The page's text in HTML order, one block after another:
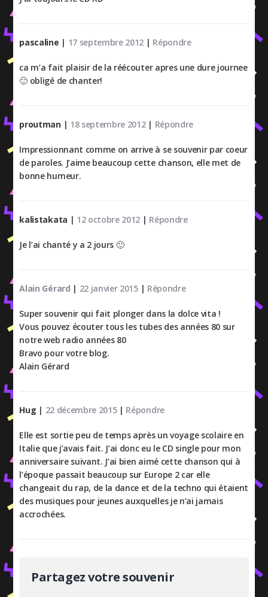
pascaline | 17 septembre 2012 | Répondre
ca m’a fait plaisir de la réécouter apres une dure journee
🙂 obligé de chanter!
proutman | 18 septembre 2012| Répondre
Impressionnant comme on arrive à se souvenir par coeur
de paroles. J’aime beaucoup cette chanson, elle met de
bonne humeur.
kalistakata | 12 octobre 2012 | Répondre
Je l’ai chanté y a 2 jours 🙂
Alain Gérard | 22 janvier 2015| Répondre
Super souvenir qui fait plonger dans la dolce vita !
Vous pouvez écouter tous les tubes des années 80 sur
notre web radio années 80
Bravo pour votre blog.
Alain Gérard
Hug | 22 décembre 2015| Répondre
Elle est sortie peu de temps après un voyage scolaire en
Italie que j’avais fait. J’ai donc eu le CD single pour mon
anniversaire suivant. J’ai bien aimé cette chanson qui à
l’époque passait beaucoup sur Europe 2 car elle
changeait du rap, de la dance et de la techno qui étaient
des musiques pour jeunes auxquelles je n’ai jamais
accrochées.
Partagez votre souvenir